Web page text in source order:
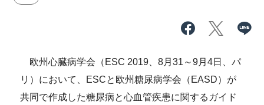
欧州心臓病学会（ESC 2019、8月31～9月4日、パ
リ）において、ESCと欧州糖尿病学会（EASD）が
共同で作成した糖尿病と心血管疾患に関するガイド